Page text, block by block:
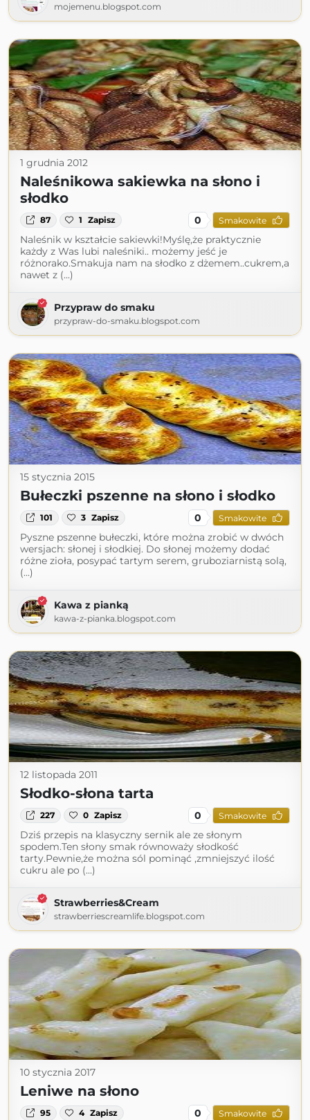
mojemenu.blogspot.com
1 grudnia 2012
Naleśnikowa sakiewka na słono i
słodko
87 1 Zapisz 0 Smakowite
Naleśnik w kształcie sakiewki!Myślę,że praktycznie
każdy z Was lubi naleśniki.. możemy jeść je
różnorako.Smakuja nam na słodko z dżemem..cukrem,a
nawet z (...)
Przypraw do smaku
przypraw-do-smaku.blogspot.com
15 stycznia 2015
Bułeczki pszenne na słono i słodko
101 3 Zapisz 0 Smakowite
Pyszne pszenne bułeczki, które można zrobić w dwóch
wersjach: słonej i słodkiej. Do słonej możemy dodać
różne zioła, posypać tartym serem, gruboziarnistą solą,
(...)
Kawa z pianką
kawa-z-pianka.blogspot.com
12 listopada 2011
Słodko-słona tarta
227 0 Zapisz 0 Smakowite
Dziś przepis na klasyczny sernik ale ze słonym
spodem.Ten słony smak równoważy słodkość
tarty.Pewnie,że można sól pominąć ,zmniejszyć ilość
cukru ale po (...)
Strawberries&Cream
strawberriescreamlife.blogspot.com
10 stycznia 2017
Leniwe na słono
95 4 Zapisz 0 Smakowite